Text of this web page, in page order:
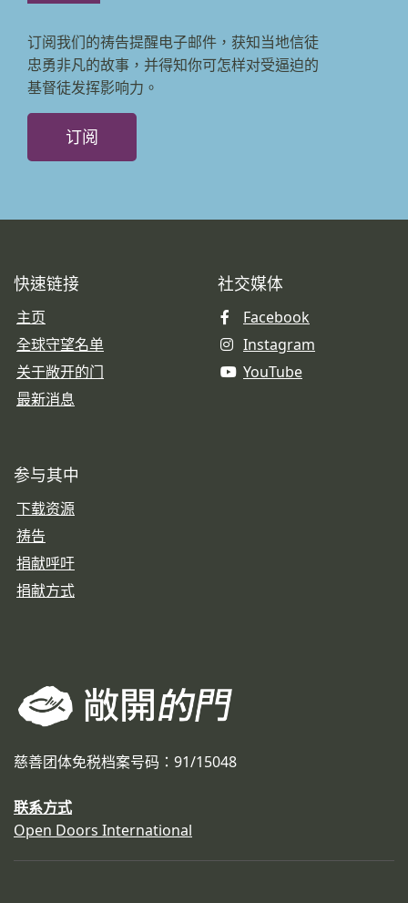
订阅我们的祷告提醒电子邮件，获知当地信徒
忠勇非凡的故事，并得知你可怎样对受逼迫的
基督徒发挥影响力。
订阅
快速链接
主页
全球守望名单
关于敞开的门
最新消息
社交媒体
Facebook
Instagram
YouTube
参与其中
下载资源
祷告
捐献呼吁
捐献方式
慈善团体免税档案号码：91/15048
联系方式
Open Doors International